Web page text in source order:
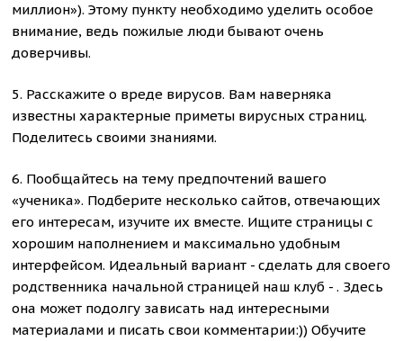
миллион»). Этому пункту необходимо уделить особое
внимание, ведь пожилые люди бывают очень
доверчивы.
5. Расскажите о вреде вирусов. Вам наверняка
известны характерные приметы вирусных страниц.
Поделитесь своими знаниями.
6. Пообщайтесь на тему предпочтений вашего
«ученика». Подберите несколько сайтов, отвечающих
его интересам, изучите их вместе. Ищите страницы с
хорошим наполнением и максимально удобным
интерфейсом. Идеальный вариант - сделать для своего
родственника начальной страницей наш клуб - . Здесь
она может подолгу зависать над интересными
материалами и писать свои комментарии:)) Обучите